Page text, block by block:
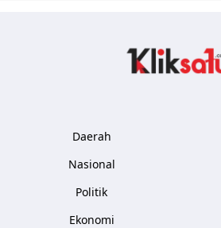
Daerah
Nasional
Politik
Ekonomi